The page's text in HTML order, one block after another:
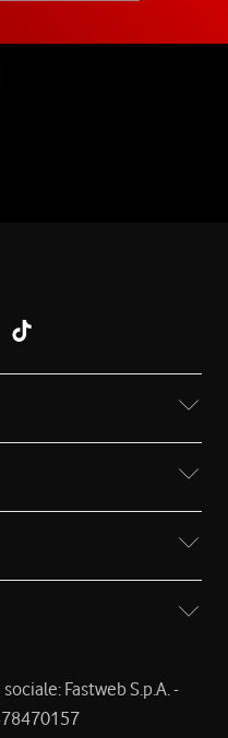
Fastweb S.p.A. -